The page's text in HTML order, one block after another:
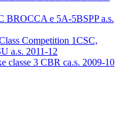
BROCCA e 5A-5BSPP a.s.
Competition 1CSC,
a.s. 2011-12
classe 3 CBR ca.s. 2009-10